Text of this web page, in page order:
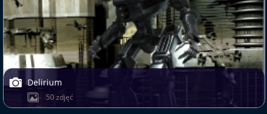
Delirium
50 zdjęć